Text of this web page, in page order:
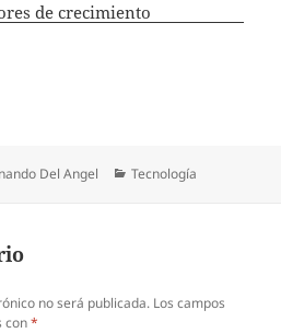
de crecimiento
Del Angel Categorías
Tecnología
no será publicada. Los campos
con*